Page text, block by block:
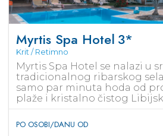
Myrtis Spa Hotel 3*
Krit / Retimno
Myrtis Spa Hotel se nalazi u
tradicionalnog ribarskog
samo par minuta hoda od
plaže i kristalno čistog
PO OSOBI/DANU OD